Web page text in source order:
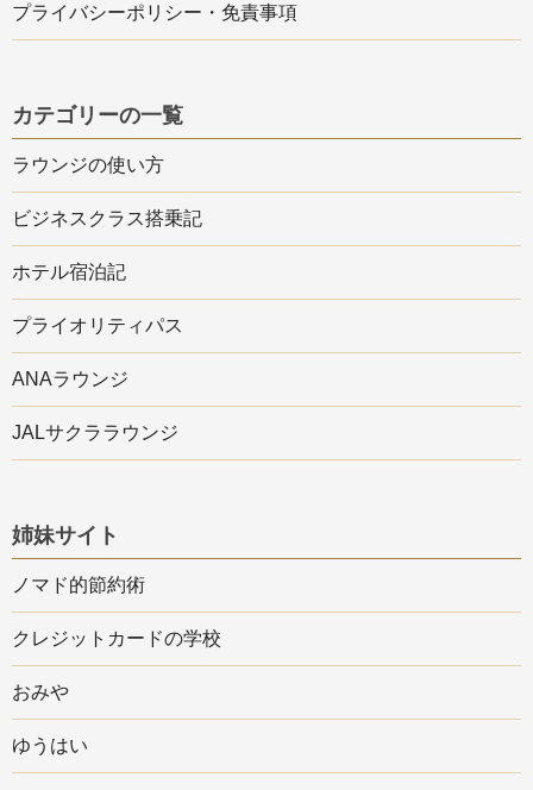
プライバシーポリシー・免責事項
カテゴリーの一覧
ラウンジの使い方
ビジネスクラス搭乗記
ホテル宿泊記
プライオリティパス
ANAラウンジ
JALサクララウンジ
姉妹サイト
ノマド的節約術
クレジットカードの学校
おみや
ゆうはい